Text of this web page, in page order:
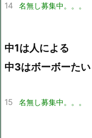
14 名無し募集中。。。
中1は人による
中3はボーボーたい
15 名無し募集中。。。